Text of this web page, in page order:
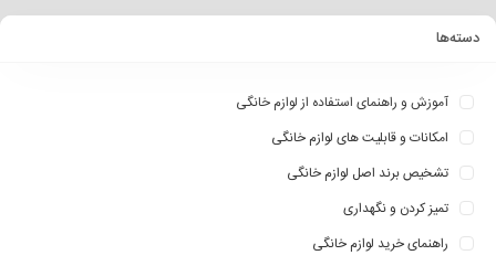
دسته‌ها
آموزش و راهنمای استفاده از لوازم خانگی
امکانات و قابلیت های لوازم خانگی
تشخیص برند اصل لوازم خانگی
تمیز کردن و نگهداری
راهنمای خرید لوازم خانگی